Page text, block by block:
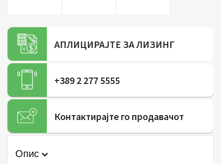
АПЛИЦИРАЈТЕ ЗА ЛИЗИНГ
+389 2 277 5555
Контактирајте го продавачот
Опис